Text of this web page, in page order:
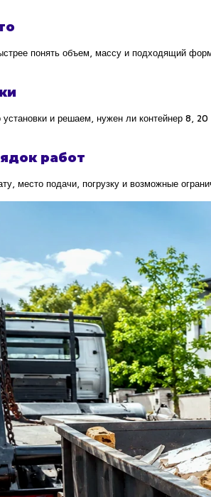
понять объем, массу и подходящий
и решаем, нужен ли контейнер 8, 20
работ
место подачи, погрузку и возможные